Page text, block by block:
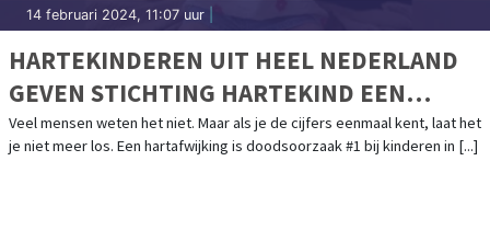
14 februari 2024, 11:07 uur
HARTEKINDEREN UIT HEEL NEDERLAND
GEVEN STICHTING HARTEKIND EEN
GEZICHT
Veel mensen weten het niet. Maar als je de cijfers eenmaal kent, laat het
je niet meer los. Een hartafwijking is doodsoorzaak #1 bij kinderen in [...]